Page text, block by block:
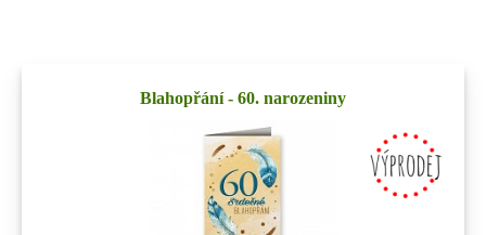
Blahopřání - 60. narozeniny